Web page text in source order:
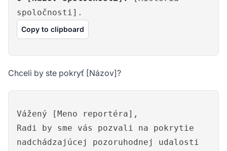
spoločnosti].
Copy to clipboard
Chceli by ste pokryť [Názov]?
Vážený [Meno reportéra],
Radi by sme vás pozvali na pokrytie
nadchádzajúcej pozoruhodnej udalosti